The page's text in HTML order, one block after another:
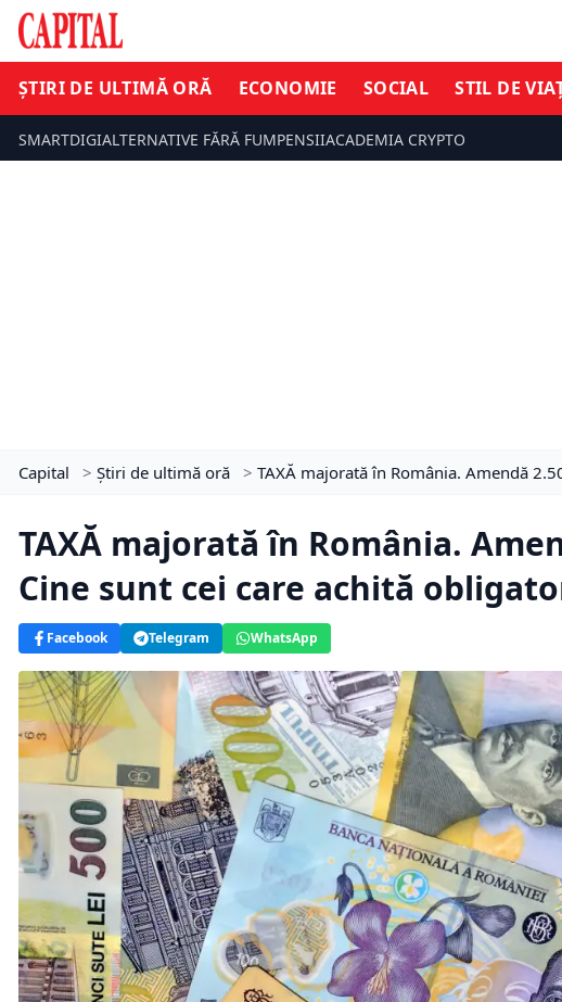
ȘTIRI DE ULTIMĂ ORĂ ECONOMIE SOCIAL STIL DE
SMARTDIGIALTERNATIVE FĂRĂ FUMPENSIIACADEMIA CRYPTO
Capital > Știri de ultimă oră > TAXĂ majorată în România. Amendă
TAXĂ majorată în România.
Cine sunt cei care achită
Facebook Telegram WhatsApp